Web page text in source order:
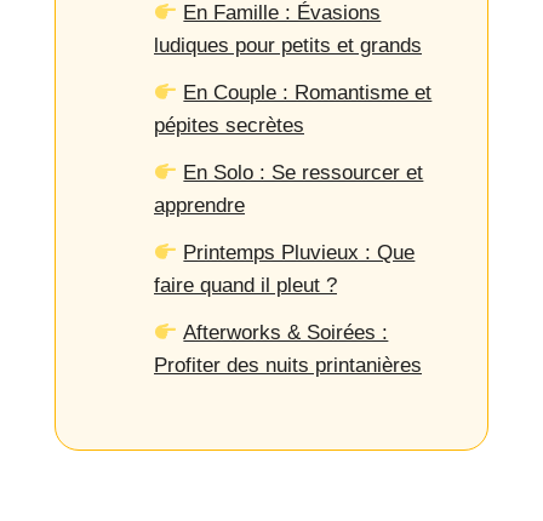
En Famille : Évasions
ludiques pour petits et grands
En Couple : Romantisme et
pépites secrètes
En Solo : Se ressourcer et
apprendre
Printemps Pluvieux : Que
faire quand il pleut ?
Afterworks & Soirées :
Profiter des nuits printanières